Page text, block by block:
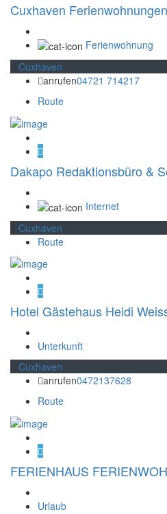
Cuxhaven
Ferienwohnung
Cuxhaven
anrufen04721 714217
Route
Dakapo Redaktionsbüro &
Internet
Cuxhaven
Route
Hotel Gästehaus Heidi
Unterkunft
Cuxhaven
anrufen0472137628
Route
FERIENHAUS
Urlaub